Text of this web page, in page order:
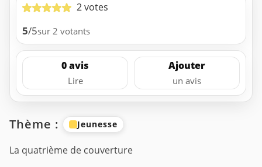
2 votes
5/5sur 2 votants
0 avis
Lire
Ajouter
un avis
Thème : Jeunesse
La quatrième de couverture